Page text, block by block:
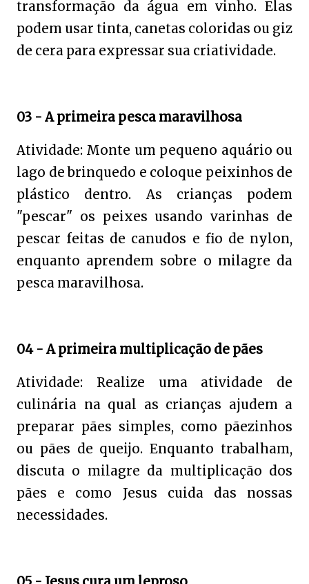
transformação da água em vinho. Elas
podem usar tinta, canetas coloridas ou giz
de cera para expressar sua criatividade.
03 - A primeira pesca maravilhosa
Atividade: Monte um pequeno aquário ou
lago de brinquedo e coloque peixinhos de
plástico dentro. As crianças podem
"pescar" os peixes usando varinhas de
pescar feitas de canudos e fio de nylon,
enquanto aprendem sobre o milagre da
pesca maravilhosa.
04 - A primeira multiplicação de pães
Atividade: Realize uma atividade de
culinária na qual as crianças ajudem a
preparar pães simples, como pãezinhos
ou pães de queijo. Enquanto trabalham,
discuta o milagre da multiplicação dos
pães e como Jesus cuida das nossas
necessidades.